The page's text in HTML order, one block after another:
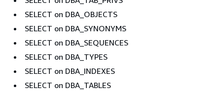
SELECT on DBA_OBJECTS
SELECT on DBA_SYNONYMS
SELECT on DBA_SEQUENCES
SELECT on DBA_TYPES
SELECT on DBA_INDEXES
SELECT on DBA_TABLES